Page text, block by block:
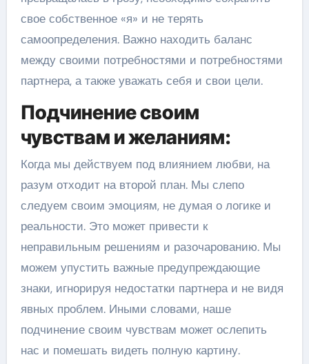
свое собственное «я» и не терять
самоопределения. Важно находить баланс
между своими потребностями и потребностями
партнера, а также уважать себя и свои цели.
Подчинение своим
чувствам и желаниям:
Когда мы действуем под влиянием любви, на
разум отходит на второй план. Мы слепо
следуем своим эмоциям, не думая о логике и
реальности. Это может привести к
неправильным решениям и разочарованию. Мы
можем упустить важные предупреждающие
знаки, игнорируя недостатки партнера и не видя
явных проблем. Иными словами, наше
подчинение своим чувствам может ослепить
нас и помешать видеть полную картину.